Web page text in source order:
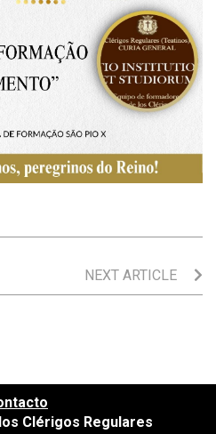
NEXT ARTICLE
Clérigos Regulares